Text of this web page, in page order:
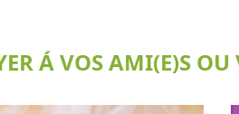
Á VOS AMI(E)S OU